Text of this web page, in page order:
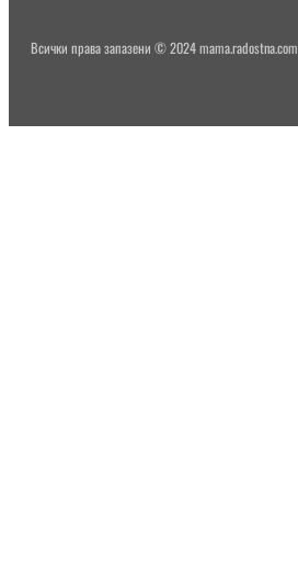
Всички права запазени © 2024 mama.radostna.com